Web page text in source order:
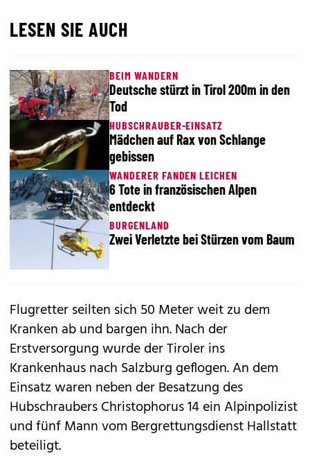
LESEN SIE AUCH
BEIM WANDERN
Deutsche stürzt in Tirol 200m in den
Tod
HUBSCHRAUBER-EINSATZ
Mädchen auf Rax von Schlange
gebissen
WANDERER FANDEN LEICHEN
6 Tote in französischen Alpen
entdeckt
BURGENLAND
Zwei Verletzte bei Stürzen vom Baum
Flugretter seilten sich 50 Meter weit zu dem
Kranken ab und bargen ihn. Nach der
Erstversorgung wurde der Tiroler ins
Krankenhaus nach Salzburg geflogen. An dem
Einsatz waren neben der Besatzung des
Hubschraubers Christophorus 14 ein Alpinpolizist
und fünf Mann vom Bergrettungsdienst Hallstatt
beteiligt.